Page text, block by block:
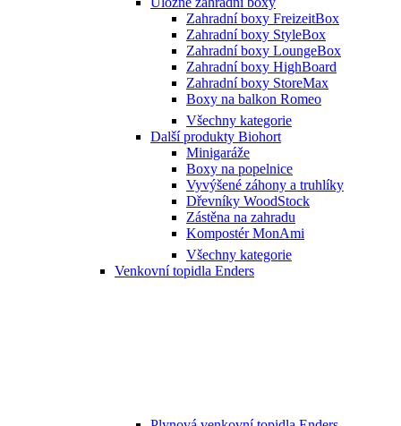
Zahradní boxy FreizeitBox
Zahradní boxy StyleBox
Zahradní boxy LoungeBox
Zahradní boxy HighBoard
Zahradní boxy StoreMax
Boxy na balkon Romeo
Všechny kategorie
Další produkty Biohort
Minigaráže
Boxy na popelnice
Vyvýšené záhony a truhlíky
Dřevníky WoodStock
Zástěna na zahradu
Kompostér MonAmi
Všechny kategorie
Venkovní topidla Enders